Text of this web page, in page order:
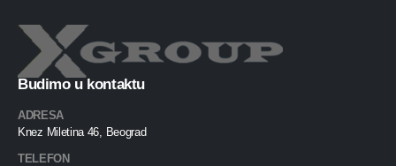
Budimo u kontaktu
ADRESA
Knez Miletina 46, Beograd
TELEFON